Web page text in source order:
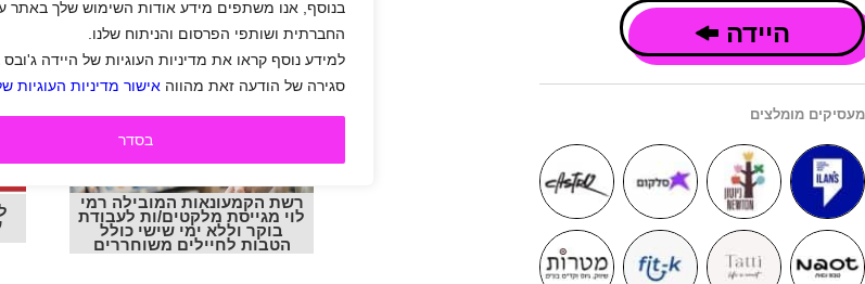
בנוסף, אנו משתפים מידע אודות השימוש שלך באתר
החברתית ושותפי הפרסום והניתוח שלנו.
למידע נוסף קראו את מדיניות העוגיות של היידה
סגירה של הודעה זאת מהווה אישור מדיניות העוגיות
בסדר
היידה
מעסיקים מומלצים
רשת הקמעונאות המובילה רמי
לוי מגייסת מלקטים/ות לעבודת
בוקר וללא ימי שישי כולל
הטבות לחיילים משוחררים